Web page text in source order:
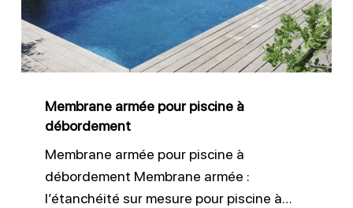
à
débordement
Membrane armée pour piscine à
débordement
Membrane armée pour piscine à
débordement Membrane armée :
l’étanchéité sur mesure pour piscine à…